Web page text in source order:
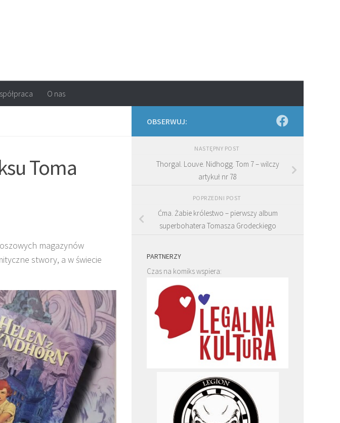
O nas
Toma
magazynów
stwory, a w świecie
OBSERWUJ:
NASTĘPNY POST
Thorgal. Louve. Nidhogg. Tom 7 – wilczy
artykuł nr 78
POPRZEDNI POST
Ćma. Żabie królestwo – pierwszy album
superbohatera Tomasza Grodeckiego
PARTNERZY
Czas na komiks wspiera: